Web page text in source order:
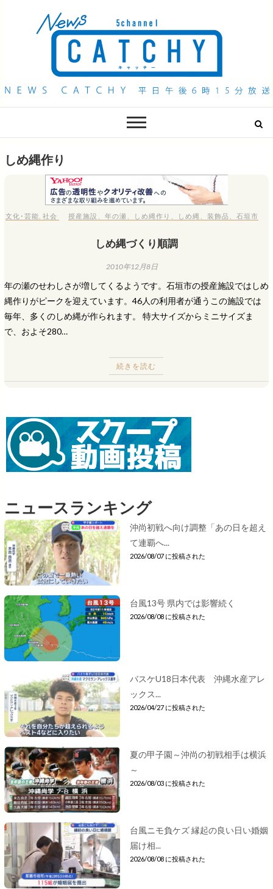
QAB NEWS Headline
しめ縄作り
文化･芸能 社会 授産施設 年の瀬 しめ縄作り しめ縄 装飾品 石垣市
しめ縄づくり順調
2010年12月8日
年の瀬のせわしさが増してくるようです。石垣市の授産施設ではしめ
縄作りがピークを迎えています。46人の利用者が通うこの施設では
毎年、多くのしめ縄が作られます。 特大サイズからミニサイズま
で、およそ280…
続きを読む
ニュースランキング
沖尚初戦へ向け調整「あの日を超え
て連覇へ...
2026/08/07 に投稿された
台風13号 県内では影響続く
2026/08/08 に投稿された
バスケU18日本代表 沖縄水産アレ
ックス...
2026/04/27 に投稿された
夏の甲子園～沖尚の初戦相手は横浜
～
2026/08/03 に投稿された
台風ニモ負ケズ 縁起の良い日い婚姻
届け相...
2026/08/08 に投稿された